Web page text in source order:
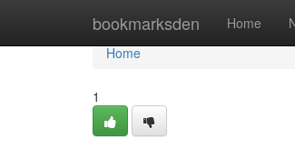
bookmarksden Home
Home
Home
1